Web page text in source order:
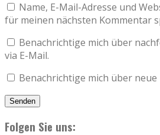
Name, E-Mail-Adresse und
für meinen nächsten Kommentar
Benachrichtige mich über
via E-Mail.
Benachrichtige mich über neue
Folgen Sie uns: